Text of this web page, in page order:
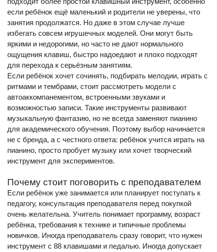
если ребёнок ещё маленький и родители не уверены, что
занятия продолжатся. Но даже в этом случае лучше
избегать совсем игрушечных моделей. Они могут быть
яркими и недорогими, но часто не дают нормального
ощущения клавиш, быстро надоедают и плохо подходят
для перехода к серьёзным занятиям.
Если ребёнок хочет сочинять, подбирать мелодии, играть с
ритмами и тембрами, стоит рассмотреть модели с
автоаккомпанементом, встроенными звуками и
возможностью записи. Такие инструменты развивают
музыкальную фантазию, но не всегда заменяют пианино
для академического обучения. Поэтому выбор начинается
не с бренда, а с честного ответа: ребёнок учится играть на
пианино, просто пробует музыку или хочет творческий
инструмент для экспериментов.
Почему стоит поговорить с преподавателем
Если ребёнок уже занимается или планирует поступать к
педагогу, консультация преподавателя перед покупкой
очень желательна. Учитель понимает программу, возраст
ребёнка, требования к технике и типичные проблемы
новичков. Иногда преподаватель сразу говорит, что нужен
инструмент с 88 клавишами и педалью. Иногда допускает